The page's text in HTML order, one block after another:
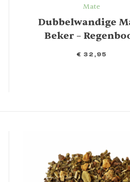
Mate
Dubbelwandige
Beker –
€ 32,95